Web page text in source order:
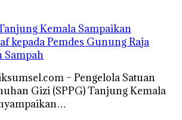
Kemala Sampaikan
kepada Pemdes Gunung Raja
Sampah
– Pengelola Satuan
Gizi (SPPG) Tanjung Kemala